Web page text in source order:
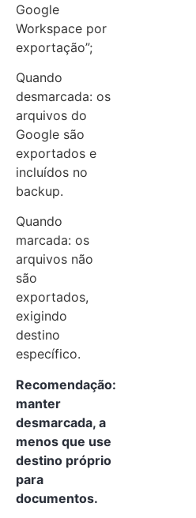
Google
Workspace por
exportação”;
Quando
desmarcada: os
arquivos do
Google são
exportados e
incluídos no
backup.
Quando
marcada: os
arquivos não
são
exportados,
exigindo
destino
específico.
Recomendação:
manter
desmarcada, a
menos que use
destino próprio
para
documentos.